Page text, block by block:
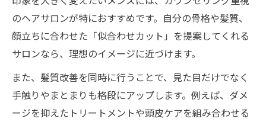
のヘアサロンが特におすすめです。自分の骨格や髪質、
顔立ちに合わせた「似合わせカット」を提案してくれる
サロンなら、理想のイメージに近づけます。
また、髪質改善を同時に行うことで、見た目だけでなく
手触りやまとまりも格段にアップします。例えば、ダメ
ージを抑えたトリートメントや頭皮ケアを組み合わせる